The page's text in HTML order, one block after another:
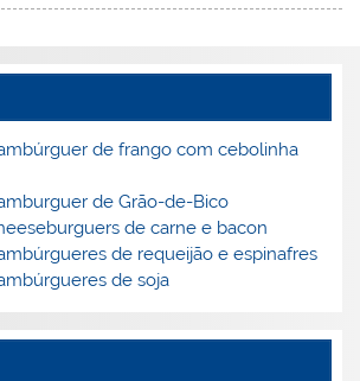
itt
er
ai
l
h
o
M
l
t
ar
e
de frango com cebolinha
de Grão-de-Bico
de carne e bacon
de requeijão e espinafres
de soja